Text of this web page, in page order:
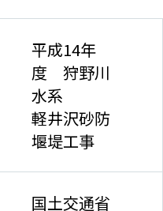
平成14年
度 狩野川
水系
軽井沢砂防
堰堤工事
国土交通省